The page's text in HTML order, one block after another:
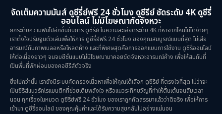
Romance โรแมนติก
Sci-Fi วิทยาศาสตร์ (5)
Science (1)
Social Issues สังคม (26)
จัดเต็มความมันส์ ดูซีรี่ย์ฟรี 24 ชั่วโมง ดูซีรีย์ ชัดระดับ 4K ดูซีรี่
ออนไลน์ ไม่มีโฆษณากัดจังหวะ
ยกระดับความฟินไปอีกขั้นกับการ ดูซีรีย์ ในความละเอียดระดับ 4K ที่หาจากไหนไม่ได้ง่ายๆ
เราตั้งใจปรับจูนตัวเล่นเพื่อให้การ ดูซีรี่ย์ฟรี 24 ชั่วโมง ของคุณสมบูรณ์แบบที่สุด ไม่เสีย
อารมณ์กับภาพเบลอหรือโหลดค้าง และที่พิเศษสุดคือการออกแบบการใช้งาน ดูซีรี่ออนไลน์
ให้ต่อเนื่องยาวๆ จนจบซีซั่นแบบไม่มีโฆษณามาคอยขัดจังหวะอารมณ์ค้าง เพื่อให้สมกับที่
เป็นพื้นที่พักผ่อนของคอซีรีส์ตัวจริง
ยิ่งไปกว่านั้น เรายังมีระบบคัดกรองเนื้อหาเพื่อให้คุณได้เลือก ดูซีรีย์ ที่ตรงใจที่สุด ไม่ว่าจะ
เป็นซีรีส์แนวรักโรแมนติกที่ช่วยเติมพลังใจ หรือแนวระทึกขวัญที่ทำให้ตื่นเต้นจนลืมเวลา
นอน ทุกเรื่องในหมวด ดูซีรี่ย์ฟรี 24 ชั่วโมง ของเราถูกคัดสรรมาแล้วว่าดีจริง เพื่อให้การ
เข้ามา ดูซีรี่ออนไลน์ ของคุณคุ้มค่าและได้รับความสุขกลับไปอย่างแน่นอน